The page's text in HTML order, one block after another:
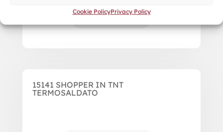
Cookie PolicyPrivacy Policy
15141 SHOPPER IN TNT
TERMOSALDATO